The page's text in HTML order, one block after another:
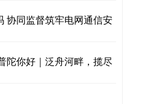
协同监督筑牢电网通信安
陀你好｜泛舟河畔，揽尽